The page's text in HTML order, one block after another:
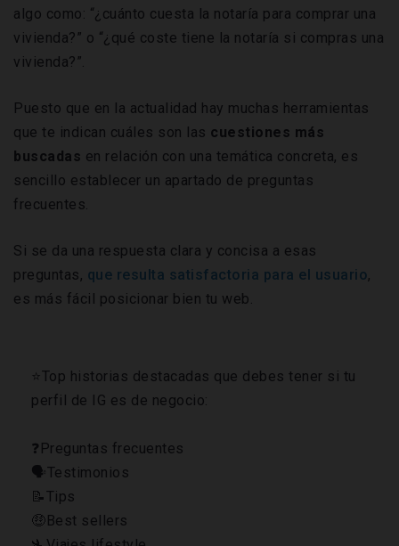
algo como: “¿cuánto cuesta la notaría para comprar una
vivienda?” o “¿qué coste tiene la notaría si compras una
vivienda?”.
Puesto que en la actualidad hay muchas herramientas
que te indican cuáles son las cuestiones más
buscadas en relación con una temática concreta, es
sencillo establecer un apartado de preguntas
frecuentes.
Si se da una respuesta clara y concisa a esas
preguntas, que resulta satisfactoria para el usuario,
es más fácil posicionar bien tu web.
⭐️Top historias destacadas que debes tener si tu
perfil de IG es de negocio:
❓Preguntas frecuentes
🗣️Testimonios
📝Tips
🤑Best sellers